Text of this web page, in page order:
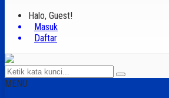
Halo, Guest!
Masuk
Daftar
MENU